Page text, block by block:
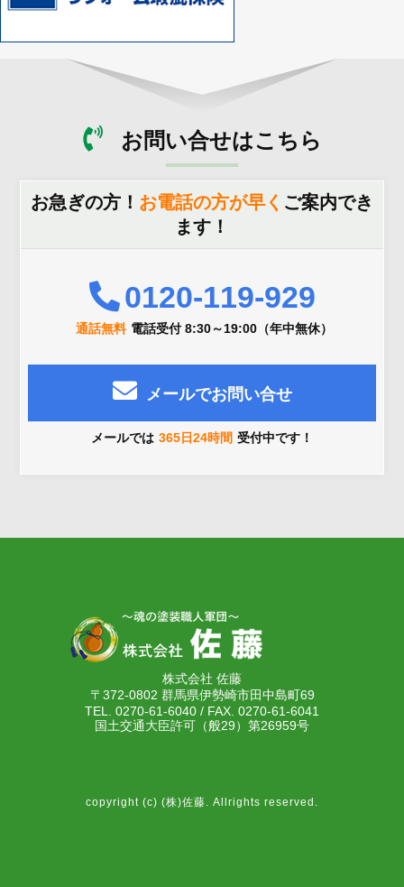
お問い合せはこちら
お急ぎの方！ お電話の方が早く ご案内でき
ます！
0120-119-929
通話無料 電話受付 8:30～19:00（年中無休）
メールでお問い合せ
メールでは 365日24時間 受付中です！
株式会社 佐藤
〒372-0802 群馬県伊勢崎市田中島町69
TEL. 0270-61-6040 / FAX. 0270-61-6041
国土交通大臣許可（般29）第26959号
copyright (c) (株)佐藤. Allrights reserved.